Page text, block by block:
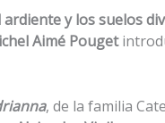
y los suelos
Aimé Pouget
, de la familia